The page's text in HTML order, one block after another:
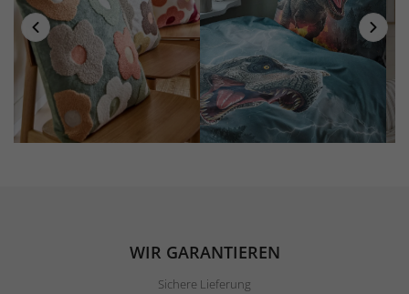
WIR GARANTIEREN
Sichere Lieferung